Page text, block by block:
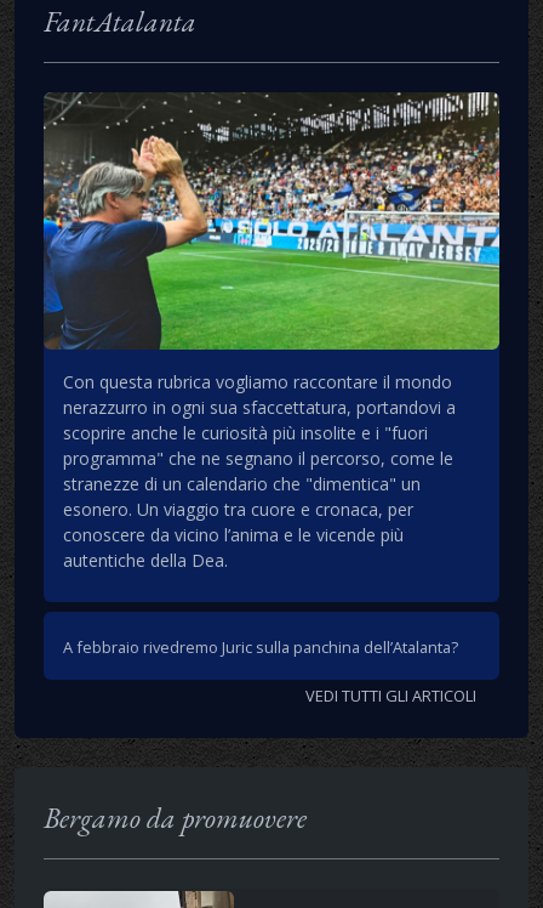
FantAtalanta
Con questa rubrica vogliamo raccontare il mondo
nerazzurro in ogni sua sfaccettatura, portandovi a
scoprire anche le curiosità più insolite e i "fuori
programma" che ne segnano il percorso, come le
stranezze di un calendario che "dimentica" un
esonero. Un viaggio tra cuore e cronaca, per
conoscere da vicino l’anima e le vicende più
autentiche della Dea.
A febbraio rivedremo Juric sulla panchina dell’Atalanta?
VEDI TUTTI GLI ARTICOLI
Bergamo da promuovere